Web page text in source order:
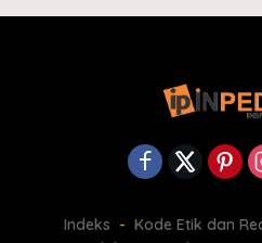
Indeks Kode Etik dan